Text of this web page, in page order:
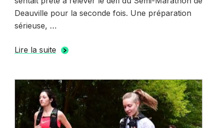
Deauville pour la seconde fois. Une préparation
sérieuse, …
Lire la suite